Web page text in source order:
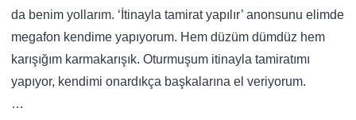
da benim yollarım. ‘İtinayla tamirat yapılır’ anonsunu elimde
megafon kendime yapıyorum. Hem düzüm dümdüz hem
karışığım karmakarışık. Oturmuşum itinayla tamiratımı
yapıyor, kendimi onardıkça başkalarına el veriyorum.
…